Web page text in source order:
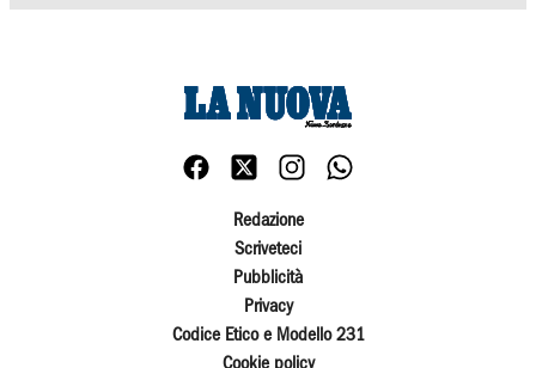
Redazione
Scriveteci
Pubblicità
Privacy
Codice Etico e Modello 231
Cookie policy